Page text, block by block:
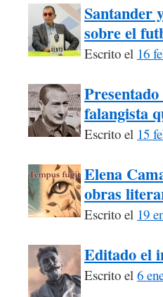
Santander
sobre el
Escrito el 16
falangista
Escrito el 15
Elena
obras
Escrito el 19
Editado el
Escrito el 6